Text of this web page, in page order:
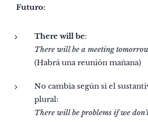
Futuro:
There will be:
There will be a meeting
(Habrá una reunión mañana)
No cambia según si el
plural:
There will be problems if we